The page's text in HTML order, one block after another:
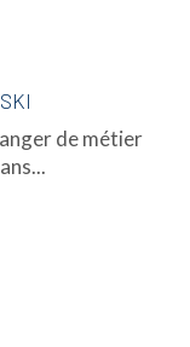
de métier